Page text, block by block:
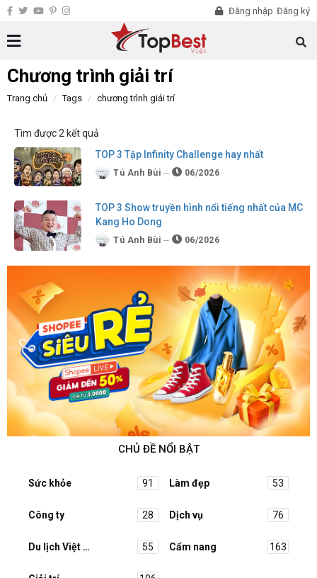
Đăng nhập Đăng ký
Chương trình giải trí
Trang chủ Tags chương trình giải trí
Tìm được 2 kết quả
TOP 3 Tập Infinity Challenge hay nhất
Tú Anh Bùi 06/2026
TOP 3 Show truyền hình nổi tiếng nhất của MC
Kang Ho Dong
Tú Anh Bùi 06/2026
CHỦ ĐỀ NỔI BẬT
Sức khỏe 91 Làm đẹp 53
Công ty 28 Dịch vụ 76
Du lịch Việt Nam 55 Cẩm nang 163